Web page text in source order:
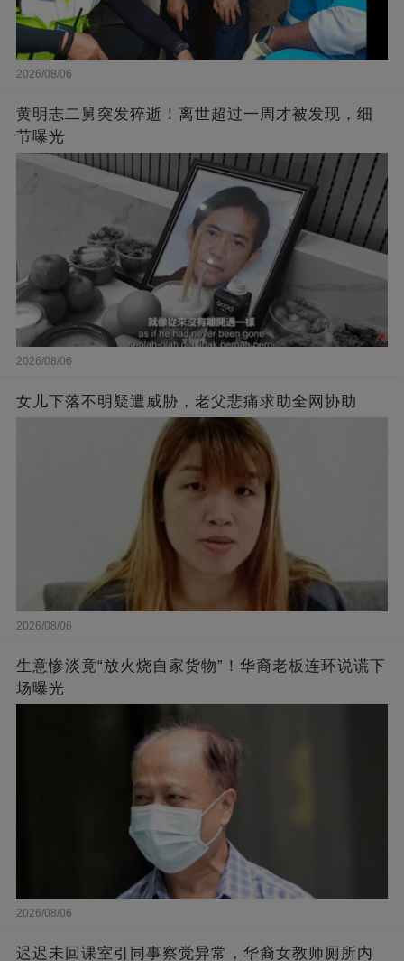
2026/08/06
黄明志二舅突发猝逝！离世超过一周才被发现，细
节曝光
2026/08/06
女儿下落不明疑遭威胁，老父悲痛求助全网协助
2026/08/06
生意惨淡竟“放火烧自家货物”！华裔老板连环说谎下
场曝光
2026/08/06
迟迟未回课室引同事察觉异常，华裔女教师厕所内